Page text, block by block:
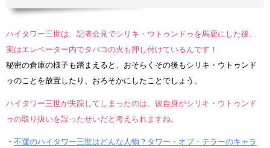
ハイタワー三世は、記者会見でシリキ・ウトゥンドゥを馬鹿にした後、
実はエレベーター内でタバコの火も押し付けているんです！
秘密の倉庫の様子も踏まえると、おそらくその後もシリキ・ウトゥンド
ゥのことを放置したり、おろそかにしたことでしょう。
ハイタワー三世が失踪してしまったのは、彼自身がシリキ・ウトゥンド
ゥの取り扱いを誤ったせいだと考えられますね。
・ 不運のハイタワー三世はどんな人物？タワー・オブ・テラーのキャラ